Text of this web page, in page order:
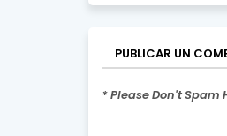
PUBLICAR UN
* Please Don't Spam